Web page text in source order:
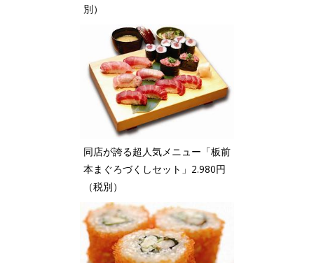
別）
同店が誇る超人気メニュー「板前
本まぐろづくしセット」2.980円
（税別）